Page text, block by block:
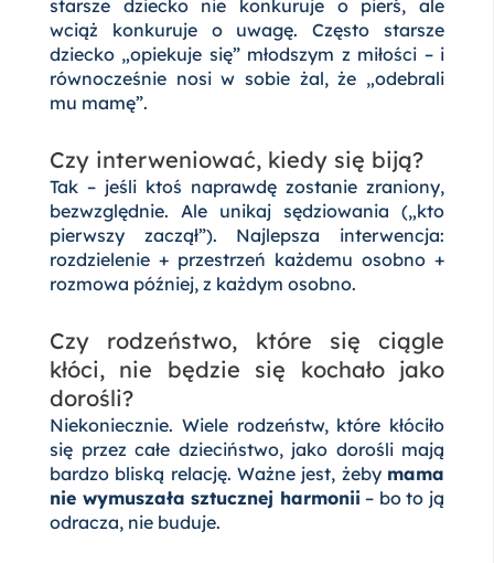
starsze dziecko nie konkuruje o pierś, ale
wciąż konkuruje o uwagę. Często starsze
dziecko „opiekuje się” młodszym z miłości – i
równocześnie nosi w sobie żal, że „odebrali
mu mamę”.
Czy interweniować, kiedy się biją?
Tak – jeśli ktoś naprawdę zostanie zraniony,
bezwzględnie. Ale unikaj sędziowania („kto
pierwszy zaczął”). Najlepsza interwencja:
rozdzielenie + przestrzeń każdemu osobno +
rozmowa później, z każdym osobno.
Czy rodzeństwo, które się ciągle
kłóci, nie będzie się kochało jako
dorośli?
Niekoniecznie. Wiele rodzeństw, które kłóciło
się przez całe dzieciństwo, jako dorośli mają
bardzo bliską relację. Ważne jest, żeby mama
nie wymuszała sztucznej harmonii – bo to ją
odracza, nie buduje.